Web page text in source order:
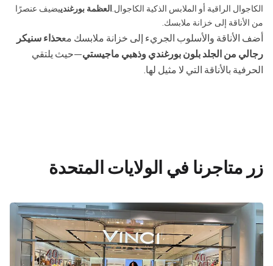
الكاجوال الراقية أو الملابس الذكية الكاجوال. العظمة بورغندييضيف عنصرًا
من الأناقة إلى خزانة ملابسك.
أضف الأناقة والأسلوب الجريء إلى خزانة ملابسك معحذاء سنيكر
رجالي من الجلد بلون بورغندي وذهبي ماجيستي—حيث يلتقي
الحرفية بالأناقة التي لا مثيل لها.
زر متاجرنا في الولايات المتحدة